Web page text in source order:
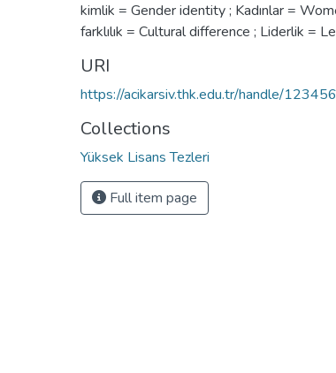
kimlik = Gender identity ; Kadınlar =
farklılık = Cultural difference ; Liderlik =
URI
https://acikarsiv.thk.edu.tr/handle/
Collections
Yüksek Lisans Tezleri
Full item page